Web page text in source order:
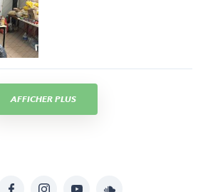
AFFICHER PLUS
FacebookInstagramYouTubeSoundcloud